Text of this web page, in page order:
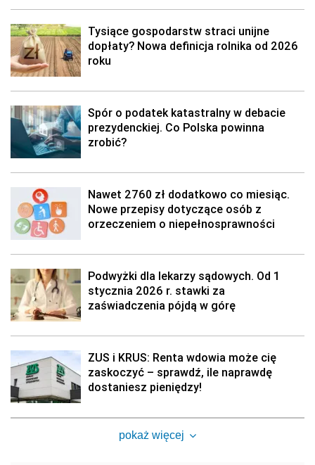
Tysiące gospodarstw straci unijne
dopłaty? Nowa definicja rolnika od 2026
roku
Spór o podatek katastralny w debacie
prezydenckiej. Co Polska powinna
zrobić?
Nawet 2760 zł dodatkowo co miesiąc.
Nowe przepisy dotyczące osób z
orzeczeniem o niepełnosprawności
Podwyżki dla lekarzy sądowych. Od 1
stycznia 2026 r. stawki za
zaświadczenia pójdą w górę
ZUS i KRUS: Renta wdowia może cię
zaskoczyć – sprawdź, ile naprawdę
dostaniesz pieniędzy!
pokaż więcej